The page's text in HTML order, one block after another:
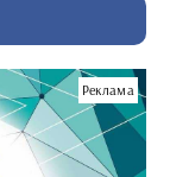
Реклама